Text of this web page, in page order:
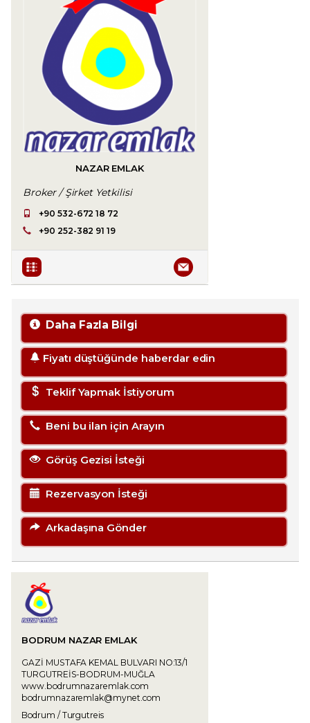
NAZAR EMLAK
Broker / Şirket Yetkilisi
+90 532-672 18 72
+90 252-382 91 19
Daha Fazla Bilgi
Fiyatı düştüğünde haberdar edin
Teklif Yapmak İstiyorum
Beni bu ilan için Arayın
Görüş Gezisi İsteği
Rezervasyon İsteği
Arkadaşına Gönder
BODRUM NAZAR EMLAK
GAZİ MUSTAFA KEMAL BULVARI NO:13/1
TURGUTREİS-BODRUM-MUĞLA
www.bodrumnazaremlak.com
bodrumnazaremlak@mynet.com
Bodrum / Turgutreis